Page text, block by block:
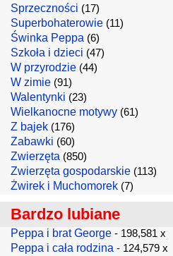
Sprzeczności (17)
Superbohaterowie (11)
Świnka Peppa (6)
Szkoła i dzieci (47)
W przyrodzie (44)
W zimie (91)
Walentynki (23)
Wielkanocne motywy (61)
Z bajek (176)
Zabawki (60)
Zwierzęta (850)
Zwierzęta gospodarskie (113)
Żwirek i Muchomorek (7)
Bardzo lubiane
Peppa i brat George - 198,581 x
Peppa i cała rodzina - 124,579 x